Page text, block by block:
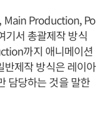
Main Production, Po
서 총괄제작 방식
까지 애니메이션
반제작 방식은 레이아
담당하는 것을 말한